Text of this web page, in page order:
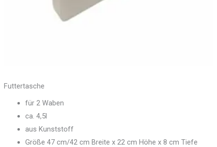
Futtertasche
für 2 Waben
ca. 4,5l
aus Kunststoff
Größe 47 cm/42 cm Breite x 22 cm Höhe x 8 cm Tiefe